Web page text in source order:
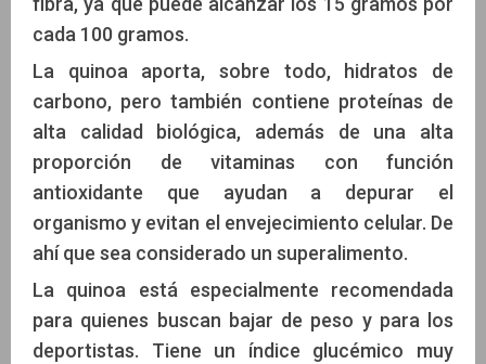
cada 100 gramos.
La quinoa aporta, sobre todo, hidratos de
carbono, pero también contiene proteínas de
alta calidad biológica, además de una alta
proporción de vitaminas con función
antioxidante que ayudan a depurar el
organismo y evitan el envejecimiento celular. De
ahí que sea considerado un superalimento.
La quinoa está especialmente recomendada
para quienes buscan bajar de peso y para los
deportistas. Tiene un índice glucémico muy